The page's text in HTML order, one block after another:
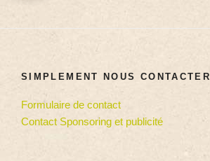
SIMPLEMENT NOUS CONTACTER
Formulaire de contact
Contact Sponsoring et publicité